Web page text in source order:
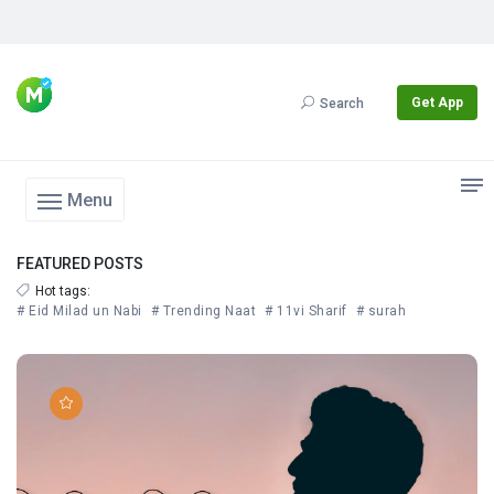
Search Get App
Menu
FEATURED POSTS
Hot tags:
# Eid Milad un Nabi
# Trending Naat # 11vi Sharif # surah